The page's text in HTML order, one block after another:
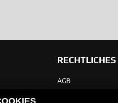
RECHTLICHES
AGB